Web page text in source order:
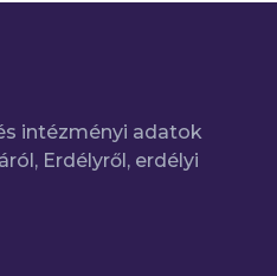
intézményi adatok
Erdélyről, erdélyi